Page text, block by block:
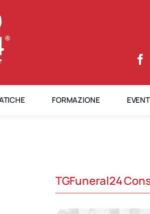
FORMAZIONE
TGFuneral24